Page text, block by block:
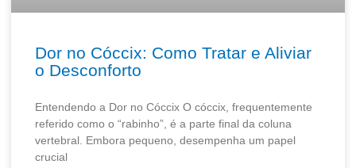
Dor no Cóccix: Como Tratar e Aliviar
o Desconforto
Entendendo a Dor no Cóccix O cóccix, frequentemente
referido como o “rabinho”, é a parte final da coluna
vertebral. Embora pequeno, desempenha um papel
crucial